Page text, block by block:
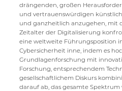
drängenden, großen
und vertrauenswürdigen
und ganzheitlich anzugehen, mit
Zeitalter der Digitalisierung
eine weltweite Führungsposition
Cybersicherheit inne, indem es
Grundlagenforschung mit
Forschung, entsprechendem
gesellschaftlichem Diskurs
darauf ab, das gesamte Spektrum